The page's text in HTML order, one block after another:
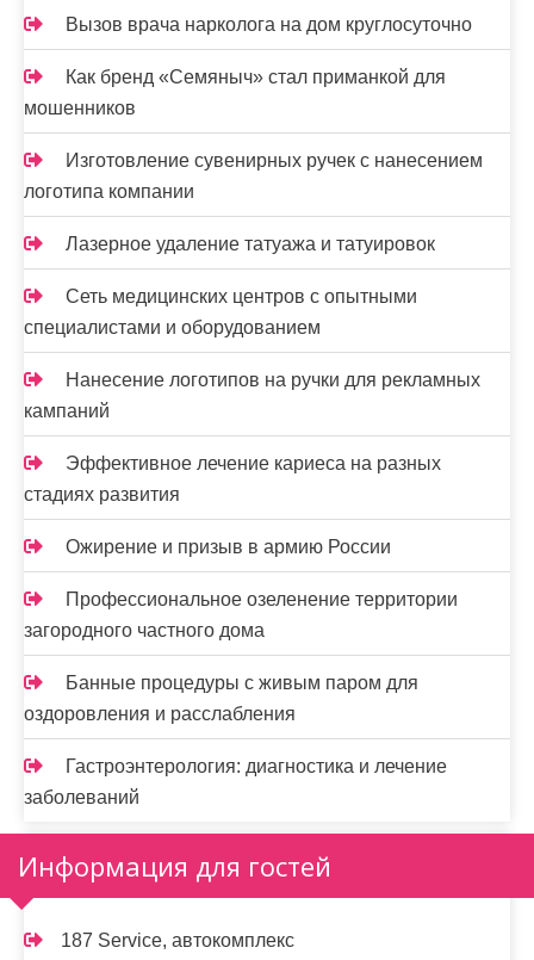
Вызов врача нарколога на дом круглосуточно
Как бренд «Семяныч» стал приманкой для
мошенников
Изготовление сувенирных ручек с нанесением
логотипа компании
Лазерное удаление татуажа и татуировок
Сеть медицинских центров с опытными
специалистами и оборудованием
Нанесение логотипов на ручки для рекламных
кампаний
Эффективное лечение кариеса на разных
стадиях развития
Ожирение и призыв в армию России
Профессиональное озеленение территории
загородного частного дома
Банные процедуры с живым паром для
оздоровления и расслабления
Гастроэнтерология: диагностика и лечение
заболеваний
Информация для гостей
187 Service, автокомплекс